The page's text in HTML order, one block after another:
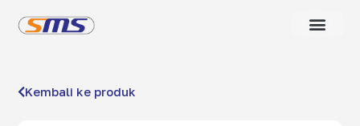
Kembali ke produk